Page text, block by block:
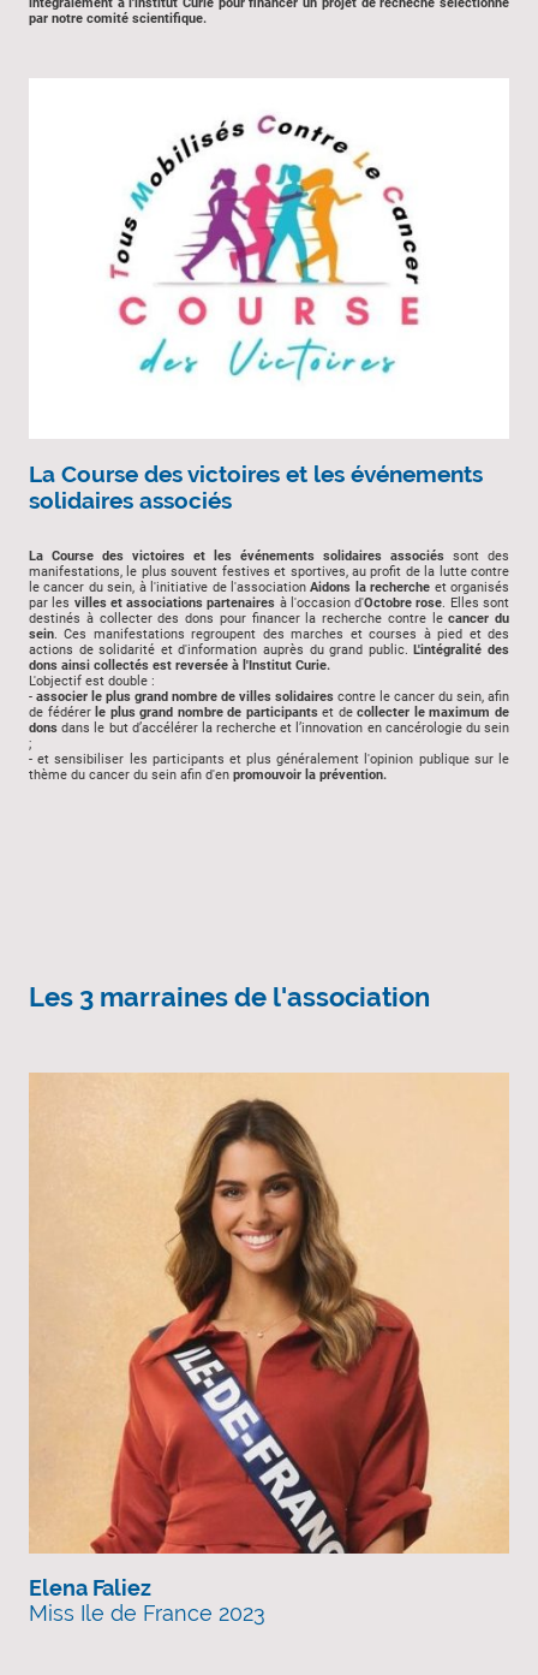
intégralement à l'institut Curie pour financer un projet de recheche selectionné
par notre comité scientifique.
La Course des victoires et les événements
solidaires associés
La Course des victoires et les événements solidaires associés sont des
manifestations, le plus souvent festives et sportives, au profit de la lutte contre
le cancer du sein, à l'initiative de l'associationAidons la recherche et organisés
par les villes et associations partenaires à l'occasion d'Octobre rose. Elles sont
destinés à collecter des dons pour financer la recherche contre lecancer du
sein. Ces manifestations regroupent des marches et courses à pied et des
actions de solidarité et d'information auprès du grand public. L'intégralité des
dons ainsi collectés est reversée à l'Institut Curie.
L'objectif est double :
- associer le plus grand nombre de villes solidaires contre le cancer du sein, afin
de fédérer le plus grand nombre de participantset decollecter le maximum de
dons dans le but d’accélérer la recherche et l’innovation en cancérologie du sein
;
- et sensibiliser les participants et plus généralement l'opinion publique sur le
thème du cancer du sein afin d'en promouvoir la prévention.
Les 3 marraines de l'association
Elena Faliez
Miss Ile de France 2023